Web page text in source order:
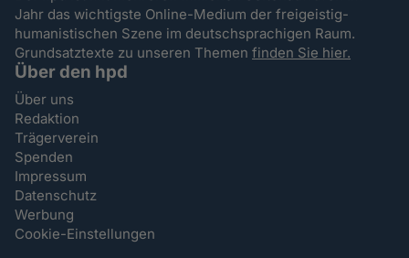
Jahr das wichtigste Online-Medium der freigeistig-
humanistischen Szene im deutschsprachigen Raum.
Grundsatztexte zu unseren Themenfinden Sie hier.
Über den hpd
Über uns
Redaktion
Trägerverein
Spenden
Impressum
Datenschutz
Werbung
Cookie-Einstellungen